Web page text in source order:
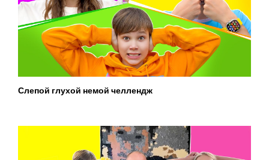
Слепой глухой немой челлендж